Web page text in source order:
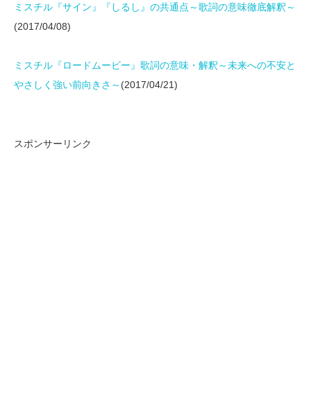
ミスチル『サイン』『しるし』の共通点～歌詞の意味徹底解釈～
(2017/04/08)
ミスチル『ロードムービー』歌詞の意味・解釈～未来への不安と
やさしく強い前向きさ～ (2017/04/21)
スポンサーリンク